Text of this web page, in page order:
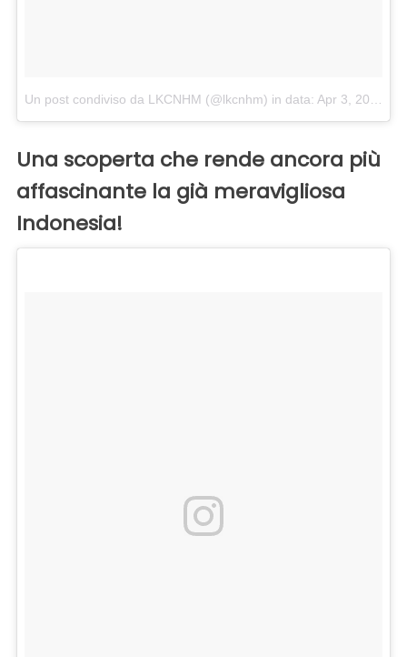
Un post condiviso da LKCNHM (@lkcnhm) in data: Apr 3, 2018 at 2:33 PDT
Una scoperta che rende ancora più
affascinante la già meravigliosa
Indonesia!